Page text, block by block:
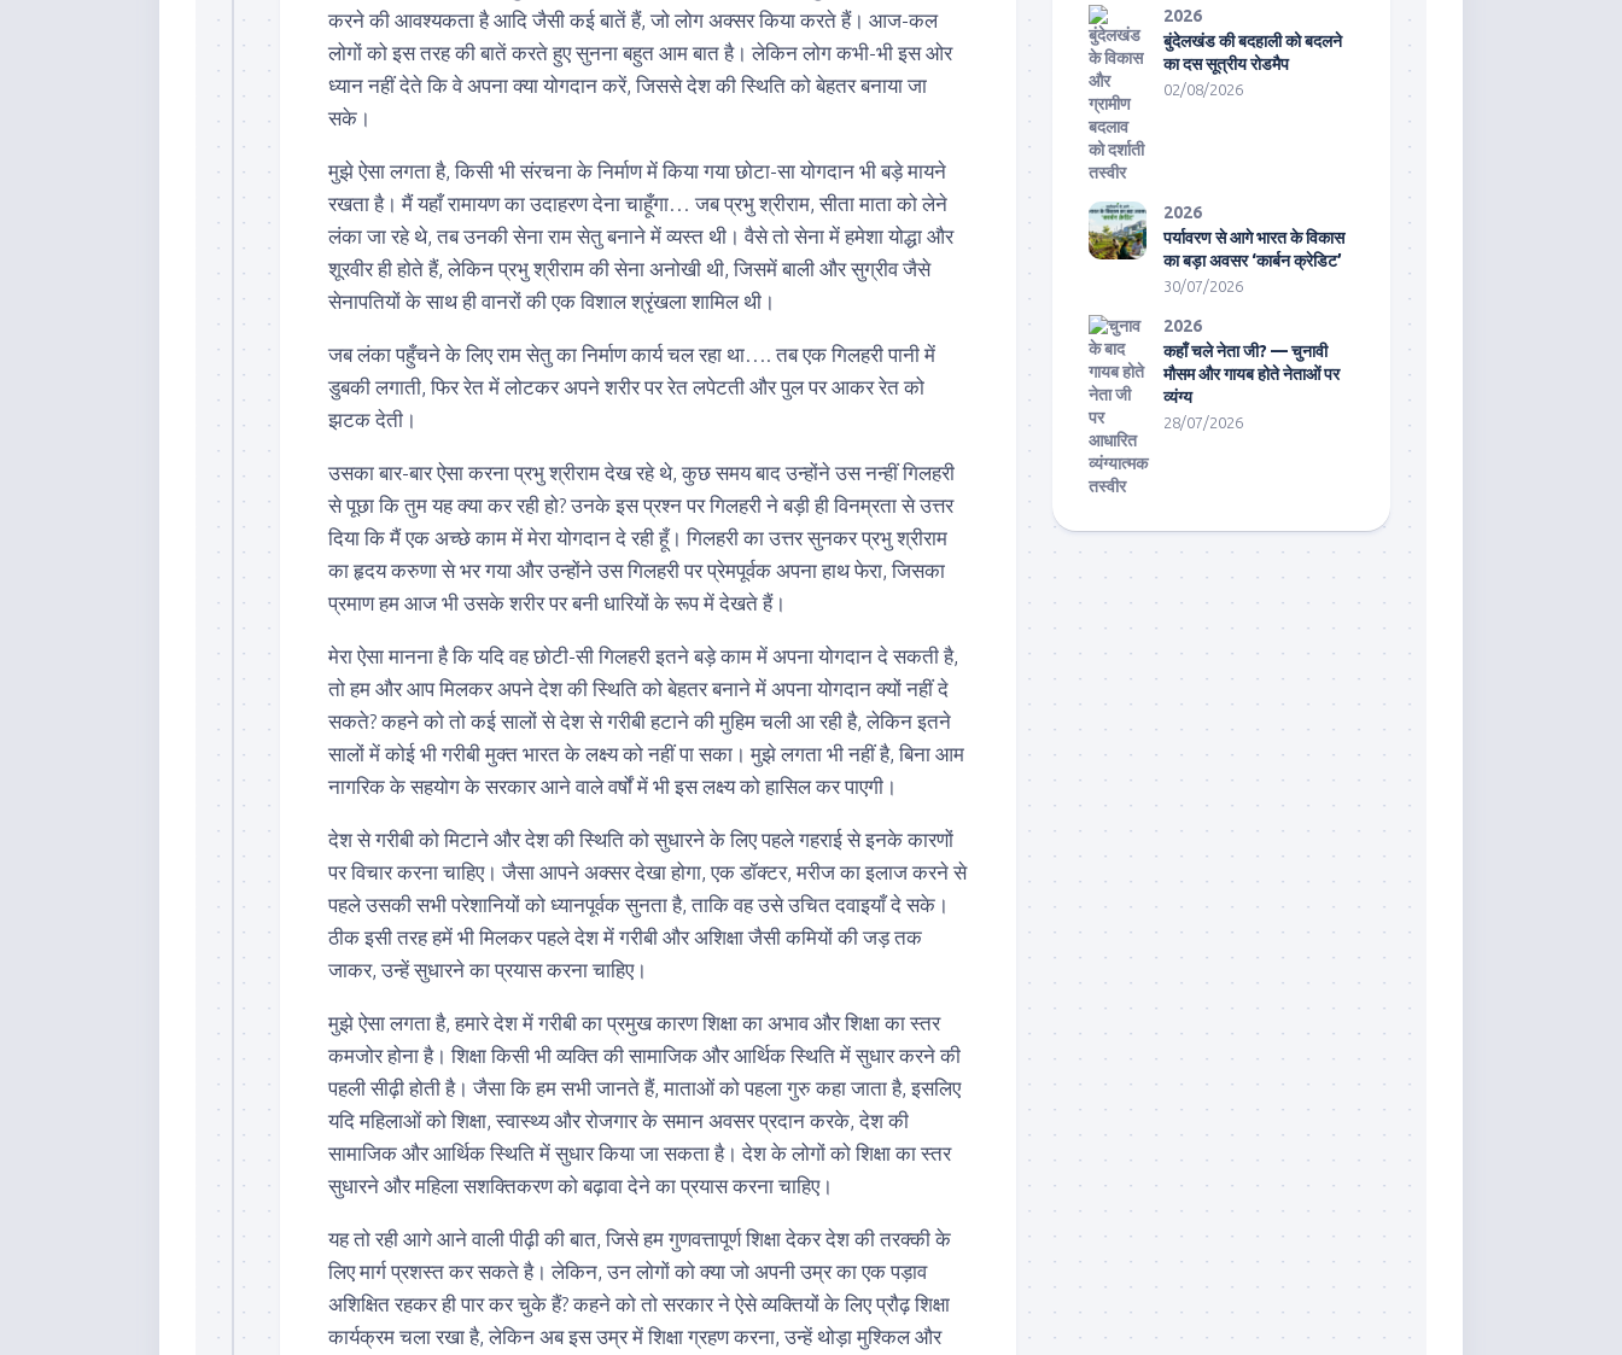
करने की आवश्यकता है आदि जैसी कई बातें हैं, जो लोग अक्सर किया करते हैं। आज-कल
लोगों को इस तरह की बातें करते हुए सुनना बहुत आम बात है। लेकिन लोग कभी-भी इस ओर
ध्यान नहीं देते कि वे अपना क्या योगदान करें, जिससे देश की स्थिति को बेहतर बनाया जा
सके।
मुझे ऐसा लगता है, किसी भी संरचना के निर्माण में किया गया छोटा-सा योगदान भी बड़े मायने
रखता है। मैं यहाँ रामायण का उदाहरण देना चाहूँगा… जब प्रभु श्रीराम, सीता माता को लेने
लंका जा रहे थे, तब उनकी सेना राम सेतु बनाने में व्यस्त थी। वैसे तो सेना में हमेशा योद्धा और
शूरवीर ही होते हैं, लेकिन प्रभु श्रीराम की सेना अनोखी थी, जिसमें बाली और सुग्रीव जैसे
सेनापतियों के साथ ही वानरों की एक विशाल श्रृंखला शामिल थी।
जब लंका पहुँचने के लिए राम सेतु का निर्माण कार्य चल रहा था…. तब एक गिलहरी पानी में
डुबकी लगाती, फिर रेत में लोटकर अपने शरीर पर रेत लपेटती और पुल पर आकर रेत को
झटक देती।
उसका बार-बार ऐसा करना प्रभु श्रीराम देख रहे थे, कुछ समय बाद उन्होंने उस नन्हीं गिलहरी
से पूछा कि तुम यह क्या कर रही हो? उनके इस प्रश्न पर गिलहरी ने बड़ी ही विनम्रता से उत्तर
दिया कि मैं एक अच्छे काम में मेरा योगदान दे रही हूँ। गिलहरी का उत्तर सुनकर प्रभु श्रीराम
का हृदय करुणा से भर गया और उन्होंने उस गिलहरी पर प्रेमपूर्वक अपना हाथ फेरा, जिसका
प्रमाण हम आज भी उसके शरीर पर बनी धारियों के रूप में देखते हैं।
मेरा ऐसा मानना है कि यदि वह छोटी-सी गिलहरी इतने बड़े काम में अपना योगदान दे सकती है,
तो हम और आप मिलकर अपने देश की स्थिति को बेहतर बनाने में अपना योगदान क्यों नहीं दे
सकते? कहने को तो कई सालों से देश से गरीबी हटाने की मुहिम चली आ रही है, लेकिन इतने
सालों में कोई भी गरीबी मुक्त भारत के लक्ष्य को नहीं पा सका। मुझे लगता भी नहीं है, बिना आम
नागरिक के सहयोग के सरकार आने वाले वर्षों में भी इस लक्ष्य को हासिल कर पाएगी।
देश से गरीबी को मिटाने और देश की स्थिति को सुधारने के लिए पहले गहराई से इनके कारणों
पर विचार करना चाहिए। जैसा आपने अक्सर देखा होगा, एक डॉक्टर, मरीज का इलाज करने से
पहले उसकी सभी परेशानियों को ध्यानपूर्वक सुनता है, ताकि वह उसे उचित दवाइयाँ दे सके।
ठीक इसी तरह हमें भी मिलकर पहले देश में गरीबी और अशिक्षा जैसी कमियों की जड़ तक
जाकर, उन्हें सुधारने का प्रयास करना चाहिए।
मुझे ऐसा लगता है, हमारे देश में गरीबी का प्रमुख कारण शिक्षा का अभाव और शिक्षा का स्तर
कमजोर होना है। शिक्षा किसी भी व्यक्ति की सामाजिक और आर्थिक स्थिति में सुधार करने की
पहली सीढ़ी होती है। जैसा कि हम सभी जानते हैं, माताओं को पहला गुरु कहा जाता है, इसलिए
यदि महिलाओं को शिक्षा, स्वास्थ्य और रोजगार के समान अवसर प्रदान करके, देश की
सामाजिक और आर्थिक स्थिति में सुधार किया जा सकता है। देश के लोगों को शिक्षा का स्तर
सुधारने और महिला सशक्तिकरण को बढ़ावा देने का प्रयास करना चाहिए।
यह तो रही आगे आने वाली पीढ़ी की बात, जिसे हम गुणवत्तापूर्ण शिक्षा देकर देश की तरक्की के
लिए मार्ग प्रशस्त कर सकते है। लेकिन, उन लोगों को क्या जो अपनी उम्र का एक पड़ाव
अशिक्षित रहकर ही पार कर चुके हैं? कहने को तो सरकार ने ऐसे व्यक्तियों के लिए प्रौढ़ शिक्षा
कार्यक्रम चला रखा है, लेकिन अब इस उम्र में शिक्षा ग्रहण करना, उन्हें थोड़ा मुश्किल और
2026
बुंदेलखंड की बदहाली को बदलने
का दस सूत्रीय रोडमैप
02/08/2026
2026
पर्यावरण से आगे भारत के विकास
का बड़ा अवसर ‘कार्बन क्रेडिट’
30/07/2026
2026
कहाँ चले नेता जी? — चुनावी
मौसम और गायब होते नेताओं पर
व्यंग्य
28/07/2026